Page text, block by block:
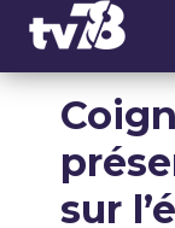
sur
Panneau de